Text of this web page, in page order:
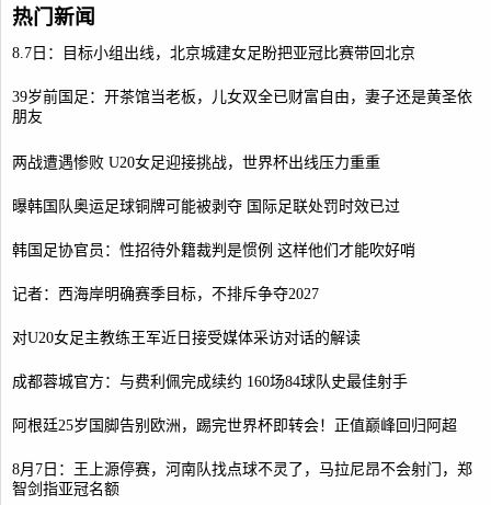
热门新闻
8.7日：目标小组出线，北京城建女足盼把亚冠比赛带回北京
39岁前国足：开茶馆当老板，儿女双全已财富自由，妻子还是黄圣依
朋友
两战遭遇惨败 U20女足迎接挑战，世界杯出线压力重重
曝韩国队奥运足球铜牌可能被剥夺 国际足联处罚时效已过
韩国足协官员：性招待外籍裁判是惯例 这样他们才能吹好哨
记者：西海岸明确赛季目标，不排斥争夺2027
对U20女足主教练王军近日接受媒体采访对话的解读
成都蓉城官方：与费利佩完成续约 160场84球队史最佳射手
阿根廷25岁国脚告别欧洲，踢完世界杯即转会！正值巅峰回归阿超
8月7日：王上源停赛，河南队找点球不灵了，马拉尼昂不会射门，郑
智剑指亚冠名额